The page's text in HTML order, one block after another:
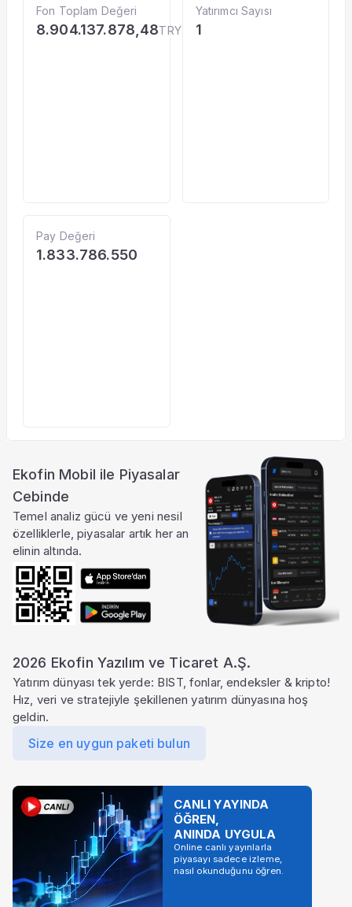
Fon Toplam Değeri
8.904.137.878,48TRY
Yatırımcı Sayısı
1
Pay Değeri
1.833.786.550
Ekofin Mobil ile Piyasalar
Cebinde
Temel analiz gücü ve yeni nesil
özelliklerle, piyasalar artık her an
elinin altında.
2026 Ekofin Yazılım ve Ticaret A.Ş.
Yatırım dünyası tek yerde: BIST, fonlar, endeksler & kripto!
Hız, veri ve stratejiyle şekillenen yatırım dünyasına hoş
geldin.
Size en uygun paketi bulun
CANLI YAYINDA
ÖĞREN,
ANINDA UYGULA
Online canlı yayınlarla
piyasayı sadece izleme,
nasıl okunduğunu öğren.